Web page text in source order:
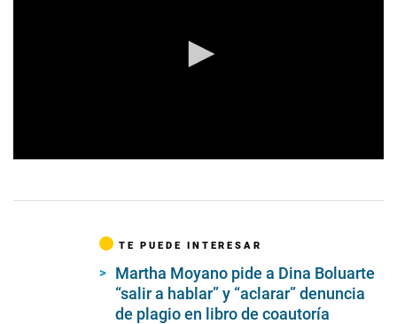
TE PUEDE INTERESAR
Martha Moyano pide a Dina Boluarte
“salir a hablar” y “aclarar” denuncia
de plagio en libro de coautoría